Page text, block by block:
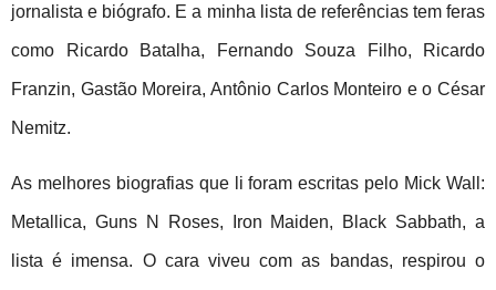
jornalista e biógrafo. E a minha lista de referências tem feras
como Ricardo Batalha, Fernando Souza Filho, Ricardo
Franzin, Gastão Moreira, Antônio Carlos Monteiro e o César
Nemitz.
As melhores biografias que li foram escritas pelo Mick Wall:
Metallica, Guns N Roses, Iron Maiden, Black Sabbath, a
lista é imensa. O cara viveu com as bandas, respirou o